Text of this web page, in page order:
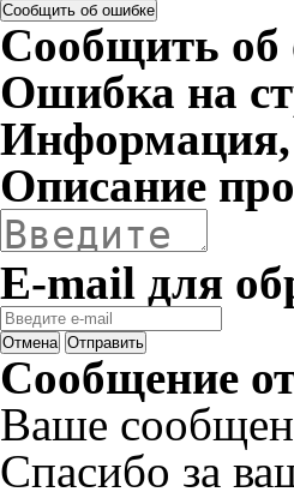
Сообщить об ошибке
Сообщить об
Ошибка на
Информация,
Описание
E-mail для
Отмена Отправить
Сообщение
Ваше
Спасибо за